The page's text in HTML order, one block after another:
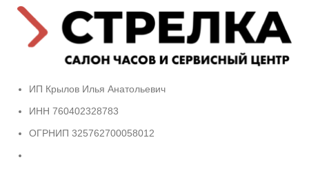
ИП Крылов Илья Анатольевич
ИНН 760402328783
ОГРНИП 325762700058012